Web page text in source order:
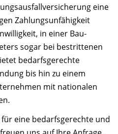
eine
Zahlungsunfähigkeit
in einer Bau-
sogar bei bestrittenen
bedarfsgerechte
bis hin zu einem
mit nationalen
eine bedarfsgerechte und